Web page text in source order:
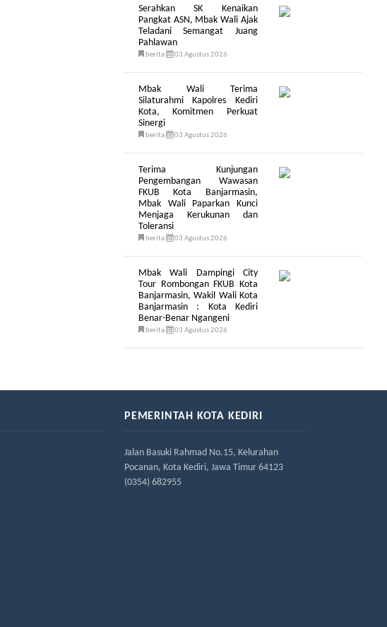
Serahkan SK Kenaikan
Pangkat ASN, Mbak Wali Ajak
Teladani Semangat Juang
Pahlawan
berita 03 Agustus 2026
Mbak Wali Terima
Silaturahmi Kapolres Kediri
Kota, Komitmen Perkuat
Sinergi
berita 03 Agustus 2026
Terima Kunjungan
Pengembangan Wawasan
FKUB Kota Banjarmasin,
Mbak Wali Paparkan Kunci
Menjaga Kerukunan dan
Toleransi
berita 03 Agustus 2026
Mbak Wali Dampingi City
Tour Rombongan FKUB Kota
Banjarmasin, Wakil Wali Kota
Banjarmasin : Kota Kediri
Benar-Benar Ngangeni
berita 03 Agustus 2026
PEMERINTAH KOTA KEDIRI
Jalan Basuki Rahmad No.15, Kelurahan
Pocanan, Kota Kediri, Jawa Timur 64123
(0354) 682955